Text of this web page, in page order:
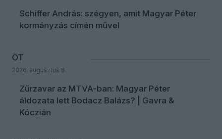
Schiffer András: szégyen, amit Magyar Péter
kormányzás címén művel
ÖT
2026. augusztus 8.
Zűrzavar az MTVA-ban: Magyar Péter
áldozata lett Bodacz Balázs? | Gavra &
Kóczián